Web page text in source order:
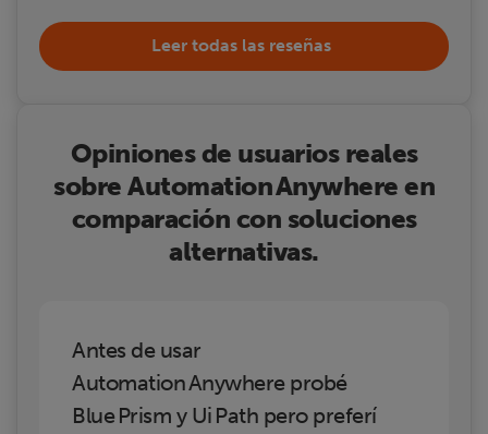
Leer todas las reseñas
Opiniones de usuarios reales
sobre Automation Anywhere en
comparación con soluciones
alternativas.
Antes de usar
Automation Anywhere probé
Blue Prism y Ui Path pero preferí